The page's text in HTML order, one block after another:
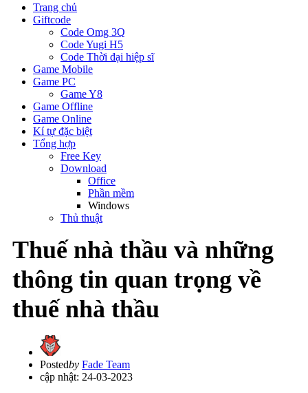
Trang chủ
Giftcode
Code Omg 3Q
Code Yugi H5
Code Thời đại hiệp sĩ
Game Mobile
Game PC
Game Y8
Game Offline
Game Online
Kí tự đặc biệt
Tổng hợp
Free Key
Download
Office
Phần mềm
Windows
Thủ thuật
Thuế nhà thầu và những
thông tin quan trọng về
thuế nhà thầu
Postedby Fade Team
cập nhật: 24-03-2023